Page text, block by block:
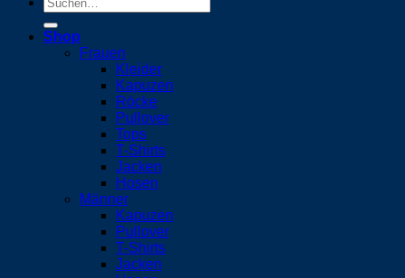
nach:
Shop
Frauen
Kleider
Kapuzen
Röcke
Pullover
Tops
T-Shirts
Jacken
Hosen
Männer
Kapuzen
Pullover
T-Shirts
Jacken